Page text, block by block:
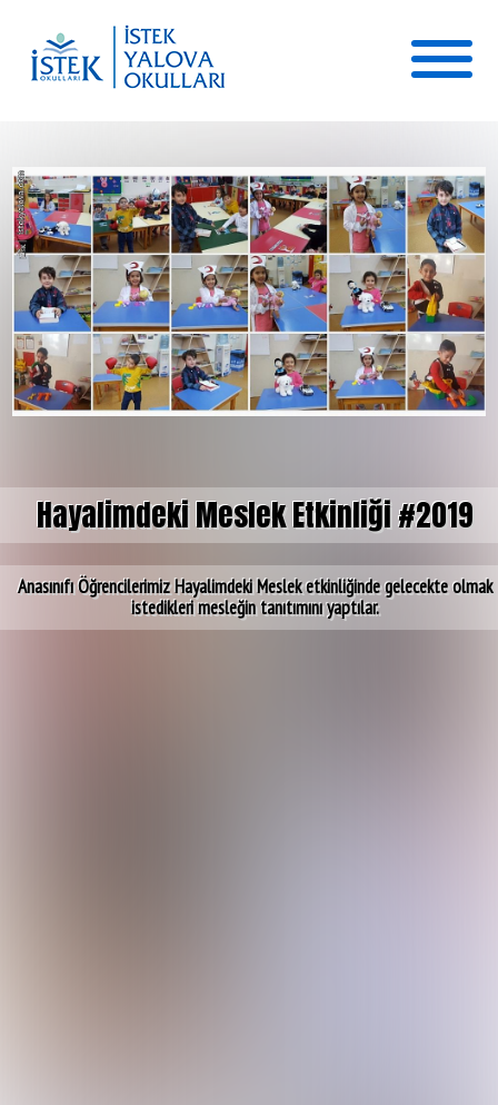
Hayalimdeki Meslek Etkinliği #2019
Anasınıfı Öğrencilerimiz Hayalimdeki Meslek etkinliğinde gelecekte olmak
istedikleri mesleğin tanıtımını yaptılar.